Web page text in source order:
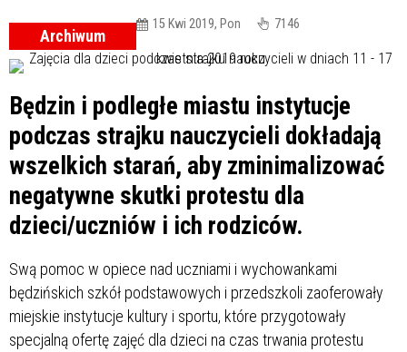
Archiwum
15 Kwi 2019, Pon 7146
Będzin i podległe miastu instytucje
podczas strajku nauczycieli dokładają
wszelkich starań, aby zminimalizować
negatywne skutki protestu dla
dzieci/uczniów i ich rodziców.
Swą pomoc w opiece nad uczniami i wychowankami
będzińskich szkół podstawowych i przedszkoli zaoferowały
miejskie instytucje kultury i sportu, które przygotowały
specjalną ofertę zajęć dla dzieci na czas trwania protestu